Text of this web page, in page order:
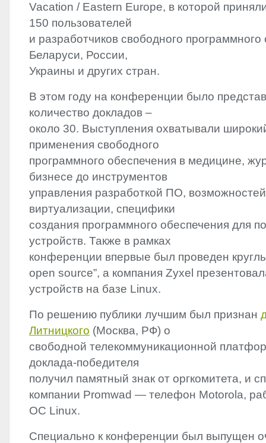
Vacation / Eastern Europe, в которой
150 пользователей
и разработчиков свободного программного
Беларуси, России,
Украины и других стран.
В этом году на конференции было
количество докладов –
около 30. Выступления охватывали
применения свободного
программного обеспечения в медицине,
бизнесе до инструментов
управления разработкой ПО,
виртуализации, специфики
создания программного обеспечения для
устройств. Также в рамках
конференции впервые был проведен
open source”, а компания Zyxel
устройств на базе Linux.
По решению публики лучшим был признан
Литницкого (Москва, РФ) о
свободной телекоммуникационной
доклада-победителя
получил памятный знак от оргкомитета, и
компании Promwad — телефон Motorola,
ОС Linux.
Специально к конференции был выпущен